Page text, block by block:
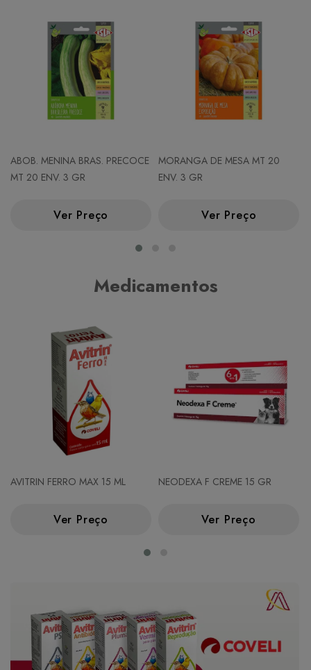
ABOB. MENINA BRAS. PRECOCE
MT 20 ENV. 3 GR
Ver Preço
MORANGA DE MESA MT 20
ENV. 3 GR
Ver Preço
Medicamentos
AVITRIN FERRO MAX 15 ML
Ver Preço
NEODEXA F CREME 15 GR
Ver Preço